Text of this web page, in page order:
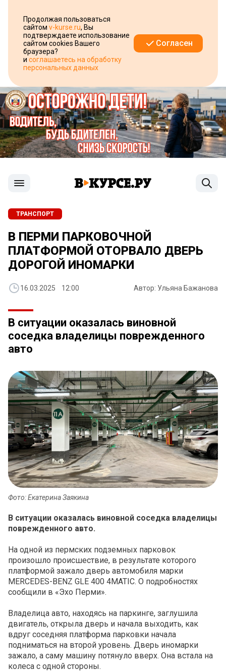
Продолжая пользоваться
сайтом v-kurse.ru, Вы
подтверждаете использование
сайтом cookies Вашего
браузера?
и соглашаетесь на обработку
персональных данных
Согласен
ТРАНСПОРТ
В ПЕРМИ ПАРКОВОЧНОЙ
ПЛАТФОРМОЙ ОТОРВАЛО ДВЕРЬ
ДОРОГОЙ ИНОМАРКИ
16.03.2025 12:00 Автор: Ульяна Бажанова
В ситуации оказалась виновной
соседка владелицы поврежденного
авто
Фото: Екатерина Заякина
В ситуации оказалась виновной соседка владелицы
поврежденного авто.
На одной из пермских подземных парковок
произошло происшествие, в результате которого
платформой зажало дверь автомобиля марки
MERCEDES-BENZ GLE 400 4MATIC. О подробностях
сообщили в «Эхо Перми».
Владелица авто, находясь на паркинге, заглушила
двигатель, открыла дверь и начала выходить, как
вдруг соседняя платформа парковки начала
подниматься на второй уровень. Дверь иномарки
зажало, а саму машину потянуло вверх. Она встала на
колеса с одной стороны.